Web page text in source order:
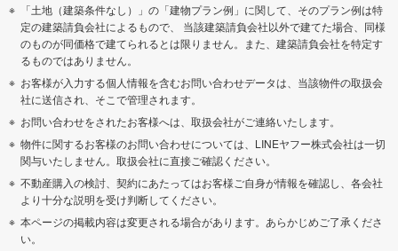
「土地（建築条件なし）」の「建物プラン例」に関して、そのプラン例は特
定の建築請負会社によるもので、 当該建築請負会社以外で建てた場合、同様
のものが同価格で建てられるとは限りません。また、建築請負会社を特定す
るものではありません。
お客様が入力する個人情報を含むお問い合わせデータは、当該物件の取扱会
社に送信され、そこで管理されます。
お問い合わせをされたお客様へは、取扱会社がご連絡いたします。
物件に関するお客様のお問い合わせについては、LINEヤフー株式会社は一切
関与いたしません。取扱会社に直接ご確認ください。
不動産購入の検討、契約にあたってはお客様ご自身が情報を確認し、各会社
より十分な説明を受け判断してください。
本ページの掲載内容は変更される場合があります。あらかじめご了承くださ
い。